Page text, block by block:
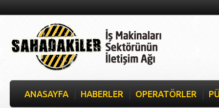
ANASAYFA HABERLER OPERATÖRLER